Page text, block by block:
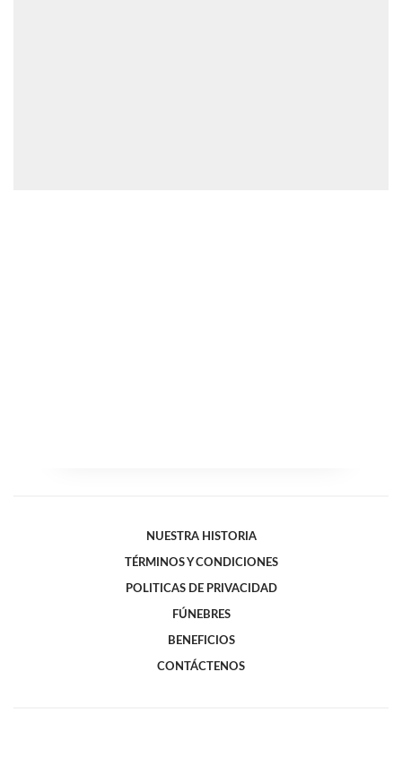
NUESTRA HISTORIA
TÉRMINOS Y CONDICIONES
POLITICAS DE PRIVACIDAD
FÚNEBRES
BENEFICIOS
CONTÁCTENOS